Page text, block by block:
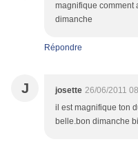
magnifique comment
dimanche
Répondre
J josette 26/06/2011
il est magnifique ton
belle.bon dimanche